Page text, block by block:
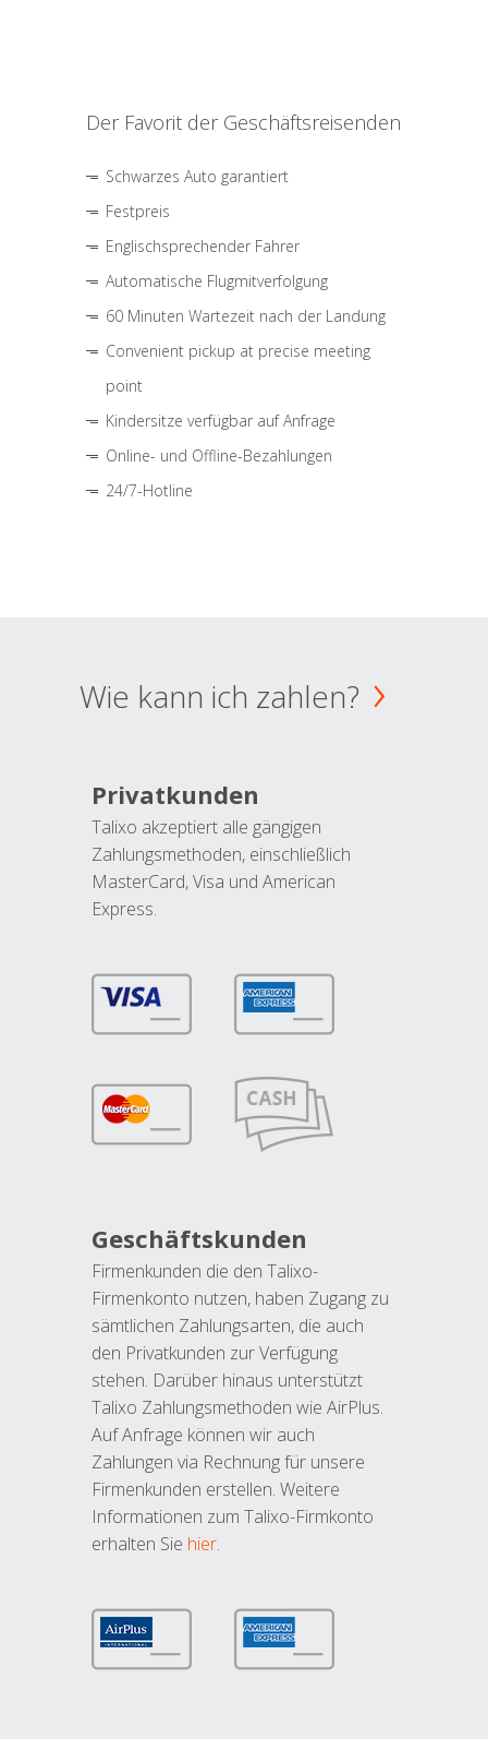
Der Favorit der Geschäftsreisenden
Schwarzes Auto garantiert
Festpreis
Englischsprechender Fahrer
Automatische Flugmitverfolgung
60 Minuten Wartezeit nach der Landung
Convenient pickup at precise meeting
point
Kindersitze verfügbar auf Anfrage
Online- und Offline-Bezahlungen
24/7-Hotline
Wie kann ich zahlen?
Privatkunden
Talixo akzeptiert alle gängigen
Zahlungsmethoden, einschließlich
MasterCard, Visa und American
Express.
Geschäftskunden
Firmenkunden die den Talixo-
Firmenkonto nutzen, haben Zugang zu
sämtlichen Zahlungsarten, die auch
den Privatkunden zur Verfügung
stehen. Darüber hinaus unterstützt
Talixo Zahlungsmethoden wie AirPlus.
Auf Anfrage können wir auch
Zahlungen via Rechnung für unsere
Firmenkunden erstellen. Weitere
Informationen zum Talixo-Firmkonto
erhalten Sie hier.